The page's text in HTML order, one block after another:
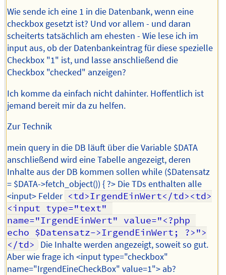
Wie sende ich eine 1 in die Datenbank, wenn eine
checkbox gesetzt ist? Und vor allem - und daran
scheiterts tatsächlich am ehesten - Wie lese ich im
input aus, ob der Datenbankeintrag für diese spezielle
Checkbox "1" ist, und lasse anschließend die
Checkbox "checked" anzeigen?
Ich komme da einfach nicht dahinter. Hoffentlich ist
jemand bereit mir da zu helfen.
Zur Technik
mein query in die DB läuft über die Variable $DATA
anschließend wird eine Tabelle angezeigt, deren
Inhalte aus der DB kommen sollen while ($Datensatz
= $DATA->fetch_object()) { ?> Die TDs enthalten alle
<input> Felder <td>IrgendEinWert</td><td>
<input type="text"
name="IrgendEinWert" value="<?php
echo $Datensatz->IrgendEinWert; ?>">
</td>
Die Inhalte werden angezeigt, soweit so gut.
Aber wie frage ich <input type="checkbox"
name="IrgendEineCheckBox" value=1"> ab?